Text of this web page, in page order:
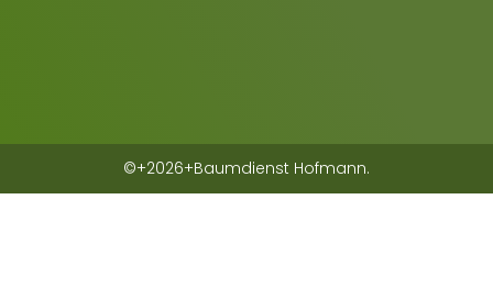
©+2026+Baumdienst Hofmann.